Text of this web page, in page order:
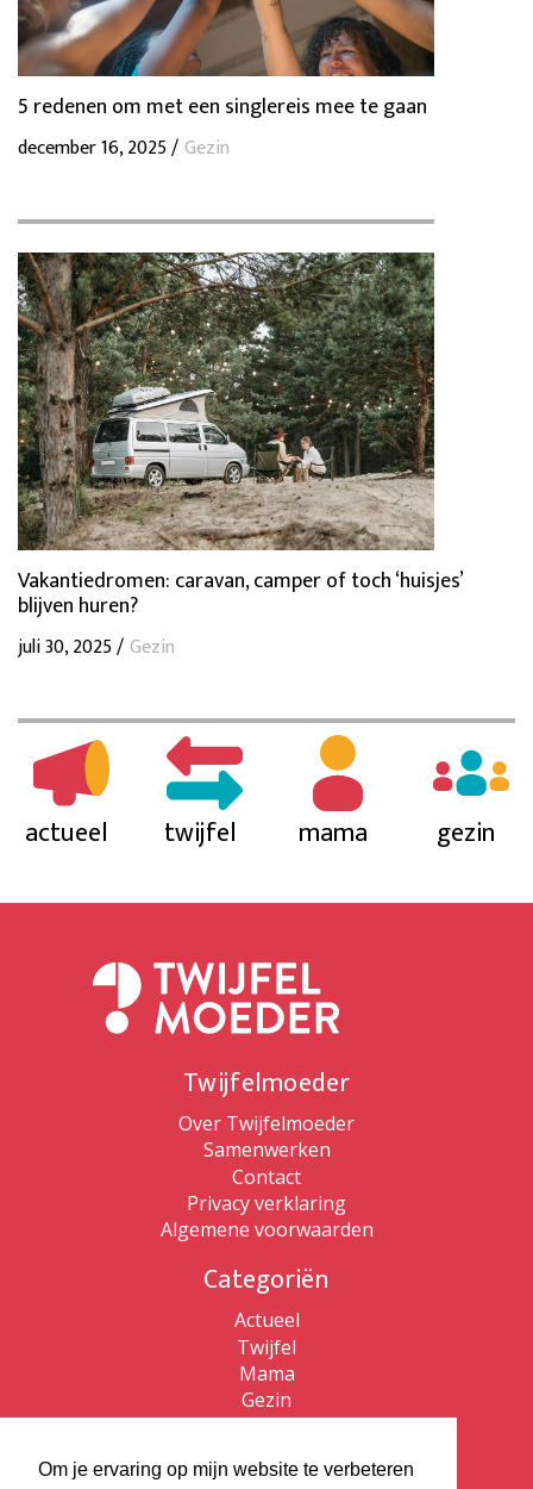
Om je ervaring op mijn website te verbeteren
5 redenen om met een singlereis mee te gaan
december 16, 2025 /Gezin
Vakantiedromen: caravan, camper of toch ‘huisjes’
blijven huren?
juli 30, 2025 /Gezin
actueel twijfel mama gezin
Twijfelmoeder
Over Twijfelmoeder
Samenwerken
Contact
Privacy verklaring
Algemene voorwaarden
Categoriën
Actueel
Twijfel
Mama
Gezin
Patricia de Ryck